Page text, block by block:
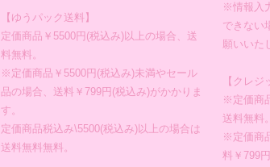
【ゆうパック送料】
定価商品￥5500円(税込み)以上の場合、送
料無料。
※定価商品￥5500円(税込み)未満やセール
品の場合、送料￥799円(税込み)がかかりま
す。
定価商品税込み\5500(税込み)以上の場合は
送料無料無料。
※情報入
できない
願いいた
【クレジ
※定価商
送料無料。
※定価商
料￥799